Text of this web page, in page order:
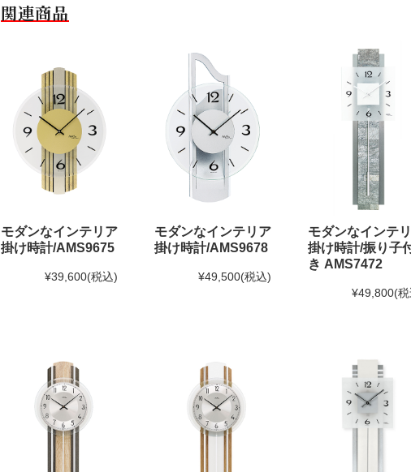
関連商品
モダンなインテリア
掛け時計/AMS9675
¥39,600(税込)
モダンなインテリア
掛け時計/AMS9678
¥49,500(税込)
モダンなインテ
掛け時計/振り子
き AMS7472
¥49,800(